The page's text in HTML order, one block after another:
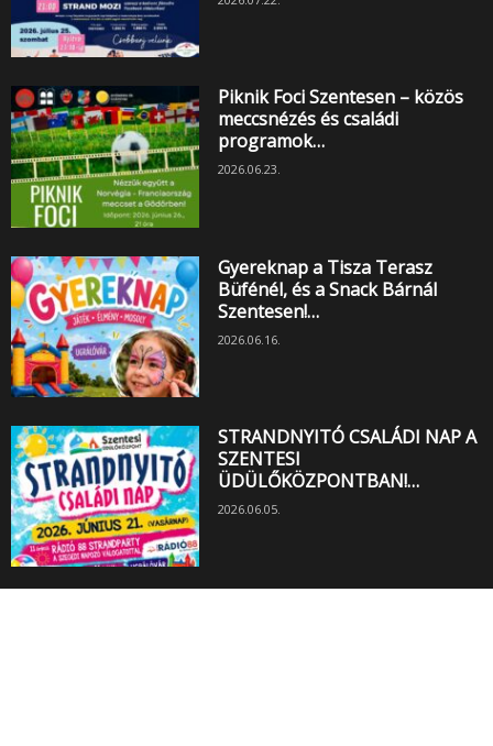
Piknik Foci Szentesen – közös
meccsnézés és családi
programok…
2026.06.23.
Gyereknap a Tisza Terasz
Büfénél, és a Snack Bárnál
Szentesen!…
2026.06.16.
STRANDNYITÓ CSALÁDI NAP A
SZENTESI
ÜDÜLŐKÖZPONTBAN!…
2026.06.05.